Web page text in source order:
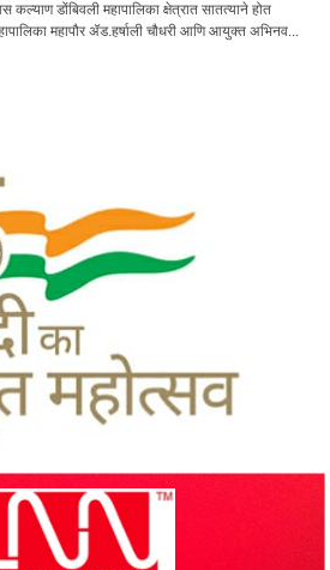
डोंबिवली महापालिका क्षेत्रात सातत्याने होत
महापौर ॲड.हर्षाली चौधरी आणि आयुक्त अभिनव...